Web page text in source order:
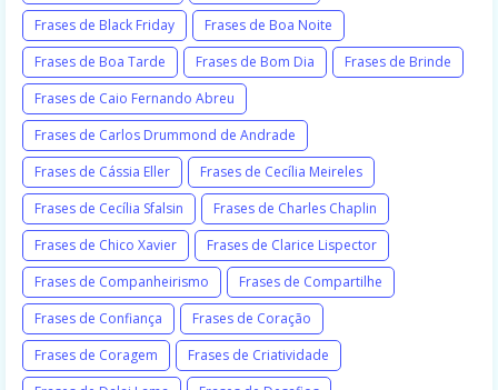
Frases de Black Friday
Frases de Boa Noite
Frases de Boa Tarde
Frases de Bom Dia
Frases de Brinde
Frases de Caio Fernando Abreu
Frases de Carlos Drummond de Andrade
Frases de Cássia Eller
Frases de Cecília Meireles
Frases de Cecília Sfalsin
Frases de Charles Chaplin
Frases de Chico Xavier
Frases de Clarice Lispector
Frases de Companheirismo
Frases de Compartilhe
Frases de Confiança
Frases de Coração
Frases de Coragem
Frases de Criatividade